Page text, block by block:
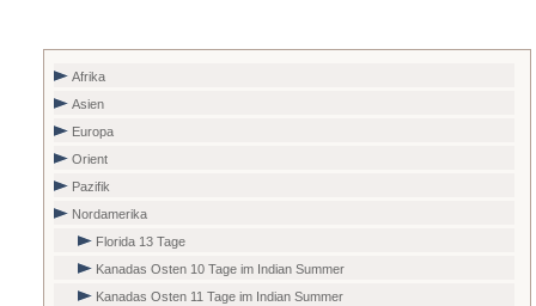
Afrika
Asien
Europa
Orient
Pazifik
Nordamerika
Florida 13 Tage
Kanadas Osten 10 Tage im Indian Summer
Kanadas Osten 11 Tage im Indian Summer